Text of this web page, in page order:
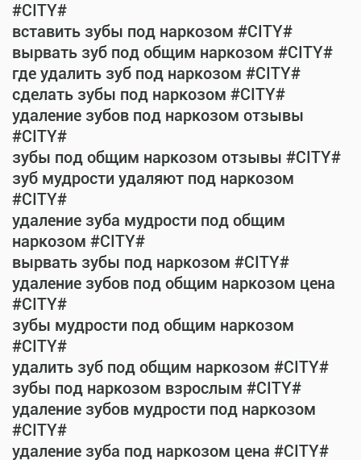
#CITY#
вставить зубы под наркозом #CITY#
вырвать зуб под общим наркозом #CITY#
где удалить зуб под наркозом #CITY#
сделать зубы под наркозом #CITY#
удаление зубов под наркозом отзывы
#CITY#
зубы под общим наркозом отзывы #CITY#
зуб мудрости удаляют под наркозом
#CITY#
удаление зуба мудрости под общим
наркозом #CITY#
вырвать зубы под наркозом #CITY#
удаление зубов под общим наркозом цена
#CITY#
зубы мудрости под общим наркозом
#CITY#
удалить зуб под общим наркозом #CITY#
зубы под наркозом взрослым #CITY#
удаление зубов мудрости под наркозом
#CITY#
удаление зуба под наркозом цена #CITY#